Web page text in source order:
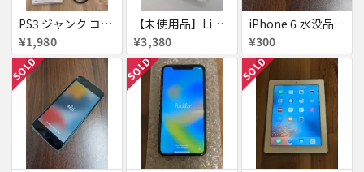
PS3 ジャンク コントローラー付き
¥1,980
【未使用品】Libero S10 Softbank
¥3,380
iPhone 6 水没品 ネジなど部品取り用
¥300
SOLD SOLD SOLD